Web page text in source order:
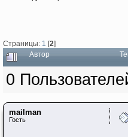
Страницы: 1 [2]
Автор
0
mailman
Гость